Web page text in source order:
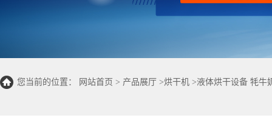
您当前的位置： 网站首页 > 产品展厅 >烘干机 >液体烘干设备 牦牛